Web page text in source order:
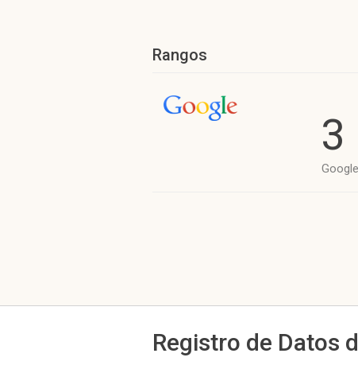
Rangos
3
Registro de Datos